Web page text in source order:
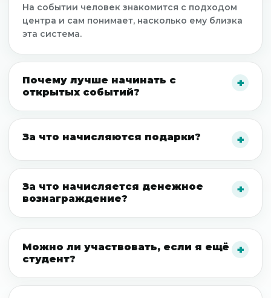
На событии человек знакомится с подходом
центра и сам понимает, насколько ему близка
эта система.
Почему лучше начинать с
открытых событий?
За что начисляются подарки?
За что начисляется денежное
вознаграждение?
Можно ли участвовать, если я ещё
студент?